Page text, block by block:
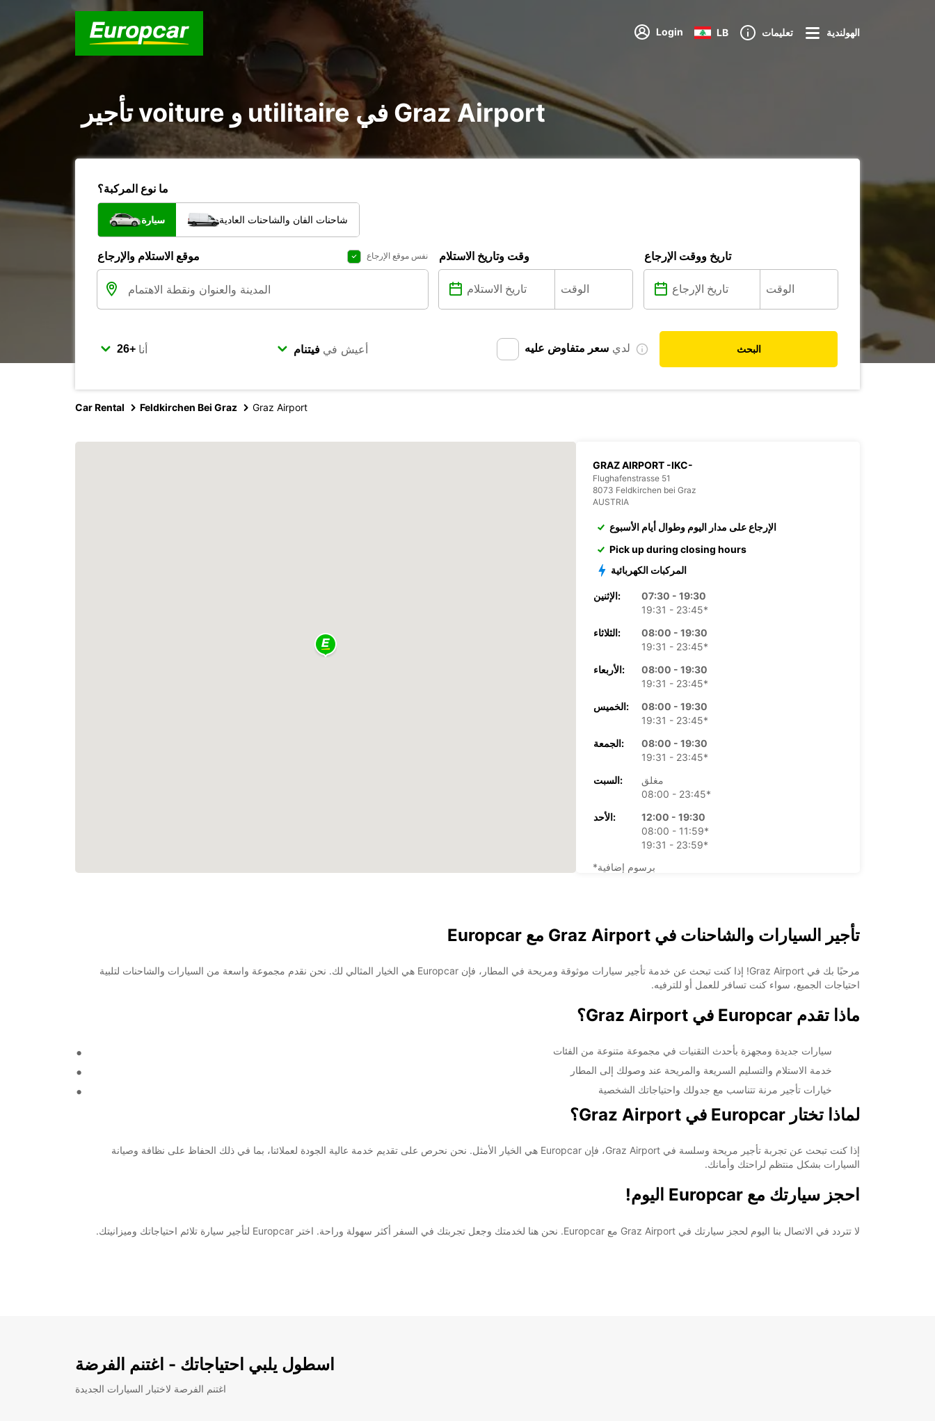
Login LB تعليمات الهولندية
تأجير voiture و utilitaire في Graz Airport
ما نوع المركبة؟
سيارة شاحنات الفان والشاحنات العادية
موقع الاستلام والإرجاع نفس موقع الإرجاع وقت وتاريخ الاستلام تاريخ ووقت الإرجاع
أنا أعيش في لدي سعر متفاوض عليه البحث
Car Rental Feldkirchen Bei Graz Graz Airport
GRAZ AIRPORT -IKC-
Flughafenstrasse 51
8073 Feldkirchen bei Graz
AUSTRIA
الإرجاع على مدار اليوم وطوال أيام الأسبوع
Pick up during closing hours
المركبات الكهربائية
الإثنين:
07:30 - 19:30
19:31 - 23:45*
الثلاثاء:
08:00 - 19:30
19:31 - 23:45*
الأربعاء:
08:00 - 19:30
19:31 - 23:45*
الخميس:
08:00 - 19:30
19:31 - 23:45*
الجمعة:
08:00 - 19:30
19:31 - 23:45*
السبت:
مغلق
08:00 - 23:45*
الأحد:
12:00 - 19:30
08:00 - 11:59*
19:31 - 23:59*
*برسوم إضافية
تأجير السيارات والشاحنات في Graz Airport مع Europcar
مرحبًا بك في Graz Airport! إذا كنت تبحث عن خدمة تأجير سيارات موثوقة ومريحة في المطار، فإن Europcar هي الخيار المثالي لك. نحن نقدم مجموعة واسعة من السيارات والشاحنات لتلبية
احتياجات الجميع، سواء كنت تسافر للعمل أو للترفيه.
ماذا تقدم Europcar في Graz Airport؟
سيارات جديدة ومجهزة بأحدث التقنيات في مجموعة متنوعة من الفئات
خدمة الاستلام والتسليم السريعة والمريحة عند وصولك إلى المطار
خيارات تأجير مرنة تتناسب مع جدولك واحتياجاتك الشخصية
لماذا تختار Europcar في Graz Airport؟
إذا كنت تبحث عن تجربة تأجير مريحة وسلسة في Graz Airport، فإن Europcar هي الخيار الأمثل. نحن نحرص على تقديم خدمة عالية الجودة لعملائنا، بما في ذلك الحفاظ على نظافة وصيانة
السيارات بشكل منتظم لراحتك وأمانك.
احجز سيارتك مع Europcar اليوم!
لا تتردد في الاتصال بنا اليوم لحجز سيارتك في Graz Airport مع Europcar. نحن هنا لخدمتك وجعل تجربتك في السفر أكثر سهولة وراحة. اختر Europcar لتأجير سيارة تلائم احتياجاتك وميزانيتك.
اسطول يلبي احتياجاتك - اغتنم الفرضة
اغتنم الفرصة لاختبار السيارات الجديدة